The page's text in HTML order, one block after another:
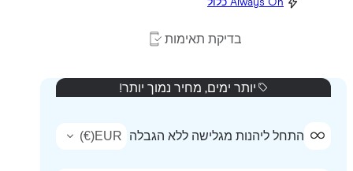
Always On כלול
בדיקת תאימות
יותר ימים, מחיר נמוך יותר!
התחל ליהנות מגלישה ללא הגבלה EUR
€
)